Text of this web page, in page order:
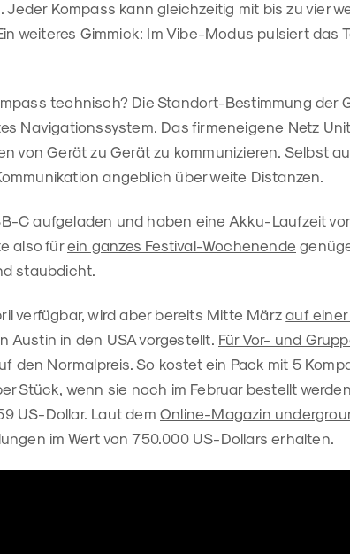
Kompass kann gleichzeitig mit bis zu vier
weiteres Gimmick: Im Vibe-Modus pulsiert das
technisch? Die Standort-Bestimmung der
Navigationssystem. Das firmeneigene Netz
von Gerät zu Gerät zu kommunizieren. Selbst
angeblich über weite Distanzen.
C aufgeladen und haben eine Akku-Laufzeit
also fürein ganzes Festival-Wochenende
staubdicht.
verfügbar, wird aber bereits Mitte Märzauf einer
Austin in den USA vorgestellt. Für Vor- und
den Normalpreis. So kostet ein Pack mit 5
Stück, wenn sie noch im Februar bestellt
US-Dollar. Laut demOnline-Magazin
im Wert von 750.000 US-Dollars erhalten.